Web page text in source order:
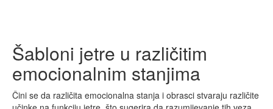
Šabloni jetre u različitim
emocionalnim stanjima
Čini se da različita emocionalna stanja i obrasci stvaraju različite